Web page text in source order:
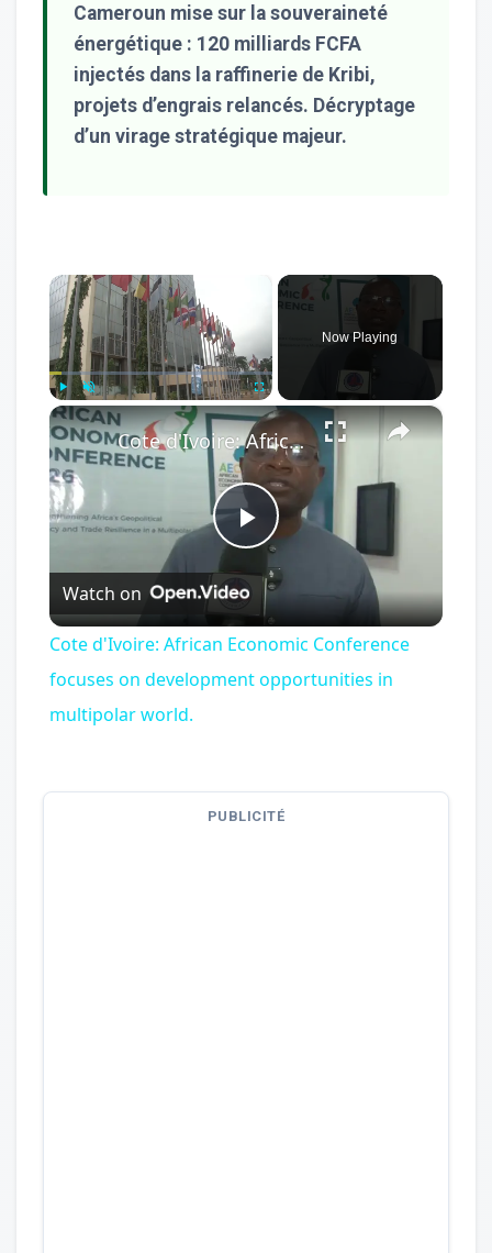
Cameroun mise sur la souveraineté
énergétique : 120 milliards FCFA
injectés dans la raffinerie de Kribi,
projets d’engrais relancés. Décryptage
d’un virage stratégique majeur.
Play Unmute Fullscreen
Now Playing
×
Play
Video
Cote d'Ivoire: African Economic Conference focuses on development opportunities in multipolar world.
Watch on
Cote d'Ivoire: African Economic Conference
focuses on development opportunities in
multipolar world.
PUBLICITÉ